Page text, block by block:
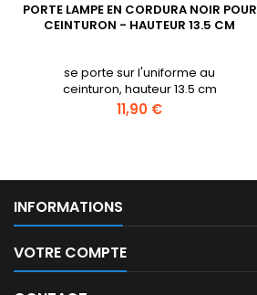
PORTE LAMPE EN CORDURA NOIR POUR
CEINTURON - HAUTEUR 13.5 CM
se porte sur l'uniforme au
ceinturon, hauteur 13.5 cm
Prix
11,90 €
INFORMATIONS
VOTRE COMPTE